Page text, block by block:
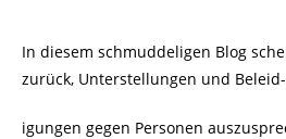
In diesem schmuddeligen Blog
zurück, Unterstellungen und Beleid-
igungen gegen Personen